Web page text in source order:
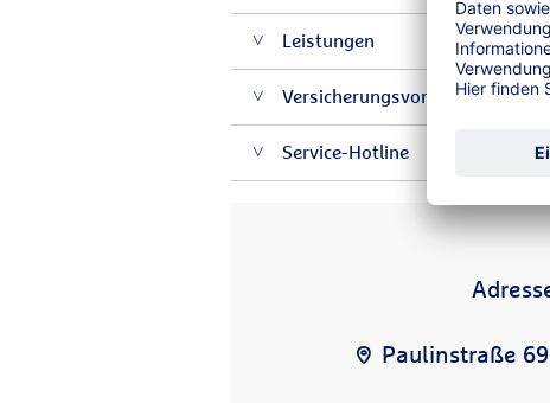
Leistungen
Versicherungsvoraussetzungen
Service-Hotline
Paulinstraße